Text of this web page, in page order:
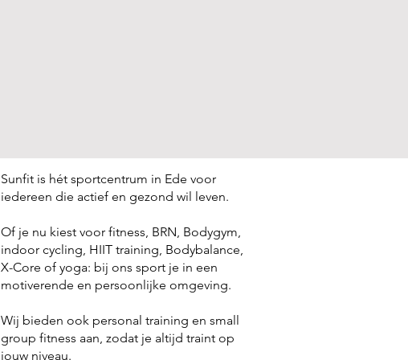
Sunfit is hét sportcentrum in Ede voor
iedereen die actief en gezond wil leven.
Of je nu kiest voor fitness, BRN, Bodygym,
indoor cycling, HIIT training, Bodybalance,
X-Core of yoga: bij ons sport je in een
motiverende en persoonlijke omgeving.
Wij bieden ook personal training en small
group fitness aan, zodat je altijd traint op
jouw niveau.